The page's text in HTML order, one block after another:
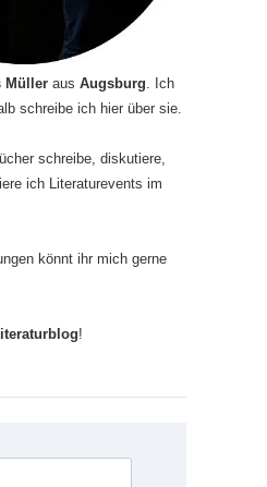
Müller aus Augsburg. Ich
schreibe ich hier über sie.
schreibe, diskutiere,
ich Literaturevents im
könnt ihr mich gerne
!